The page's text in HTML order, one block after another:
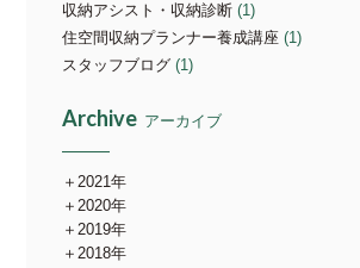
収納アシスト・収納診断 (1)
住空間収納プランナー養成講座 (1)
スタッフブログ (1)
Archive アーカイブ
2021年
2020年
2019年
2018年